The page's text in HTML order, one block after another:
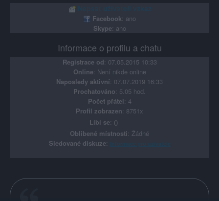
Facebook: ano
Skype: ano
Informace o profilu a chatu
Registrace od: 07.05.2015 10:33
Online: Není nikde online
Naposledy aktivní: 07.07.2019 16:33
Prochatováno: 5.05 hod.
Počet přátel: 4
Profil zobrazen: 8751x
Líbí se: 0
Oblibené místnosti: Žádné
Sledované diskuze: